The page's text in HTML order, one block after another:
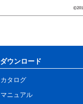
ダウンロード
カタログ
マニュアル